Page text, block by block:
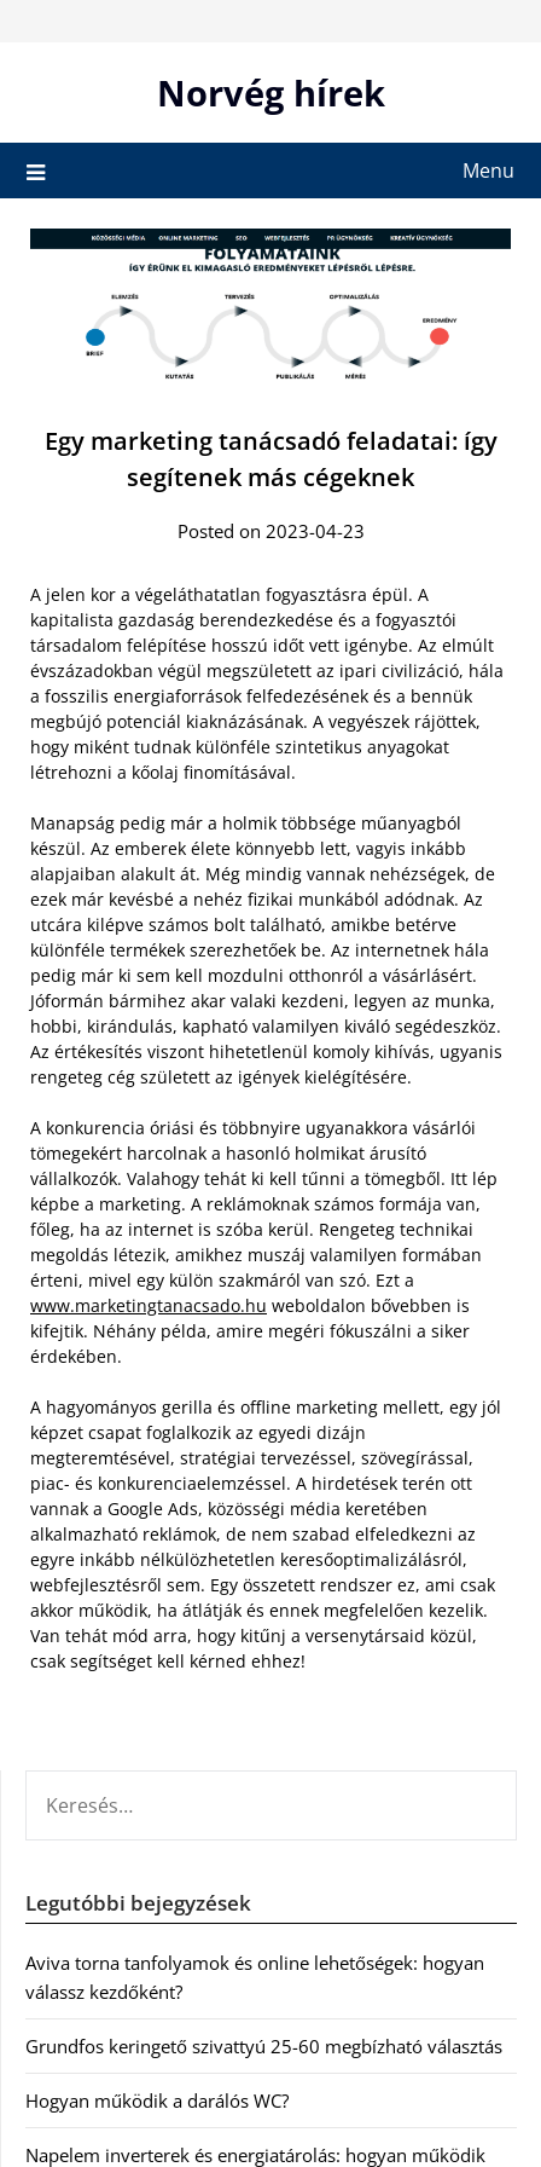
Norvég hírek
Menu
Egy marketing tanácsadó feladatai: így
segítenek más cégeknek
Posted on 2023-04-23
A jelen kor a végeláthatatlan fogyasztásra épül. A
kapitalista gazdaság berendezkedése és a fogyasztói
társadalom felépítése hosszú időt vett igénybe. Az elmúlt
évszázadokban végül megszületett az ipari civilizáció, hála
a fosszilis energiaforrások felfedezésének és a bennük
megbújó potenciál kiaknázásának. A vegyészek rájöttek,
hogy miként tudnak különféle szintetikus anyagokat
létrehozni a kőolaj finomításával.
Manapság pedig már a holmik többsége műanyagból
készül. Az emberek élete könnyebb lett, vagyis inkább
alapjaiban alakult át. Még mindig vannak nehézségek, de
ezek már kevésbé a nehéz fizikai munkából adódnak. Az
utcára kilépve számos bolt található, amikbe betérve
különféle termékek szerezhetőek be. Az internetnek hála
pedig már ki sem kell mozdulni otthonról a vásárlásért.
Jóformán bármihez akar valaki kezdeni, legyen az munka,
hobbi, kirándulás, kapható valamilyen kiváló segédeszköz.
Az értékesítés viszont hihetetlenül komoly kihívás, ugyanis
rengeteg cég született az igények kielégítésére.
A konkurencia óriási és többnyire ugyanakkora vásárlói
tömegekért harcolnak a hasonló holmikat árusító
vállalkozók. Valahogy tehát ki kell tűnni a tömegből. Itt lép
képbe a marketing. A reklámoknak számos formája van,
főleg, ha az internet is szóba kerül. Rengeteg technikai
megoldás létezik, amikhez muszáj valamilyen formában
érteni, mivel egy külön szakmáról van szó. Ezt a
www.marketingtanacsado.hu weboldalon bővebben is
kifejtik. Néhány példa, amire megéri fókuszálni a siker
érdekében.
A hagyományos gerilla és offline marketing mellett, egy jól
képzet csapat foglalkozik az egyedi dizájn
megteremtésével, stratégiai tervezéssel, szövegírással,
piac- és konkurenciaelemzéssel. A hirdetések terén ott
vannak a Google Ads, közösségi média keretében
alkalmazható reklámok, de nem szabad elfeledkezni az
egyre inkább nélkülözhetetlen keresőoptimalizálásról,
webfejlesztésről sem. Egy összetett rendszer ez, ami csak
akkor működik, ha átlátják és ennek megfelelően kezelik.
Van tehát mód arra, hogy kitűnj a versenytársaid közül,
csak segítséget kell kérned ehhez!
Legutóbbi bejegyzések
Aviva torna tanfolyamok és online lehetőségek: hogyan
válassz kezdőként?
Grundfos keringető szivattyú 25-60 megbízható választás
Hogyan működik a darálós WC?
Napelem inverterek és energiatárolás: hogyan működik